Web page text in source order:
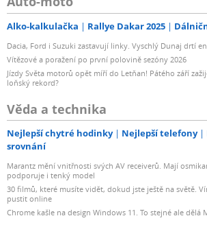
Alko-kalkulačka Rallye Dakar 2025
Dacia, Ford i Suzuki zastavují linky. Vyschlý Dunaj drtí
Vítězové a poražení po první polovině sezóny 2026
Jízdy Světa motorů opět míří do Letňan! Pátého září
loňský rekord?
Věda a technika
Nejlepší chytré hodinky Nejlepší telefony
srovnání
Marantz mění vnitřnosti svých AV receiverů. Mají
podporuje i tenký model
30 filmů, které musíte vidět, dokud jste ještě na světě.
pustit online
Chrome kašle na design Windows 11. To stejné ale dělá